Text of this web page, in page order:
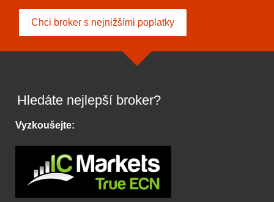
Chci broker s nejnižšími poplatky
Hledáte nejlepší broker?
Vyzkoušejte: